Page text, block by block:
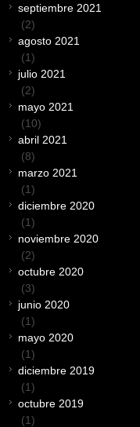
septiembre 2021
(2)
agosto 2021
(1)
julio 2021
(2)
mayo 2021
(10)
abril 2021
(8)
marzo 2021
(1)
diciembre 2020
(1)
noviembre 2020
(2)
octubre 2020
(3)
junio 2020
(1)
mayo 2020
(1)
diciembre 2019
(1)
octubre 2019
(1)